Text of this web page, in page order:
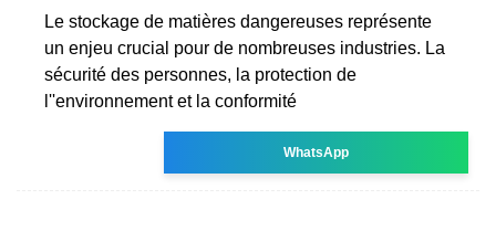
Le stockage de matières dangereuses représente
un enjeu crucial pour de nombreuses industries. La
sécurité des personnes, la protection de
l''environnement et la conformité
WhatsApp